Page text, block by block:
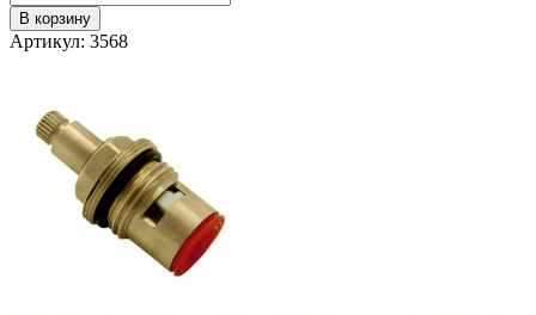
В корзину
Артикул: 3568